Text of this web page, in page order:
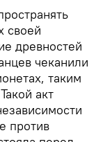
своей
древностей
чеканили
таким
акт
против